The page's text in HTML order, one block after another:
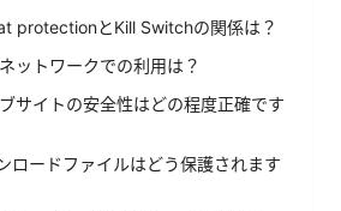
protectionとKill Switchの関係は？
ットワークでの利用は？
サイトの安全性はどの程度正確です
ロードファイルはどう保護されます